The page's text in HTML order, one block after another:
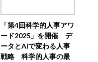
「第4回科学的人事アワ
ード2025」を開催 デ
ータとAIで変わる人事
戦略 科学的人事の最